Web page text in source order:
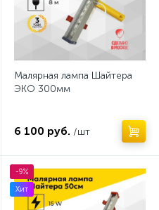
Малярная лампа Шайтера
ЭКО 300мм
6 100 руб. /шт
-9%
Хит